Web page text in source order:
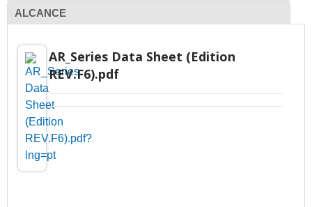
ALCANCE
AR_Series Data Sheet (Edition
REV.F6).pdf